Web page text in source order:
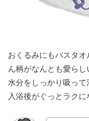
おくるみにもバスタ
ん柄がなんとも愛ら
水分をしっかり吸っ
入浴後がぐっとラクに